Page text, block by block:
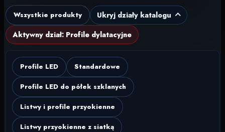
Wszystkie produkty
Ukryj działy katalogu
Aktywny dział: Profile dylatacyjne
Profile LED Standardowe
Profile LED do półek szklanych
Listwy i profile przyokienne
Listwy przyokienne z siatką